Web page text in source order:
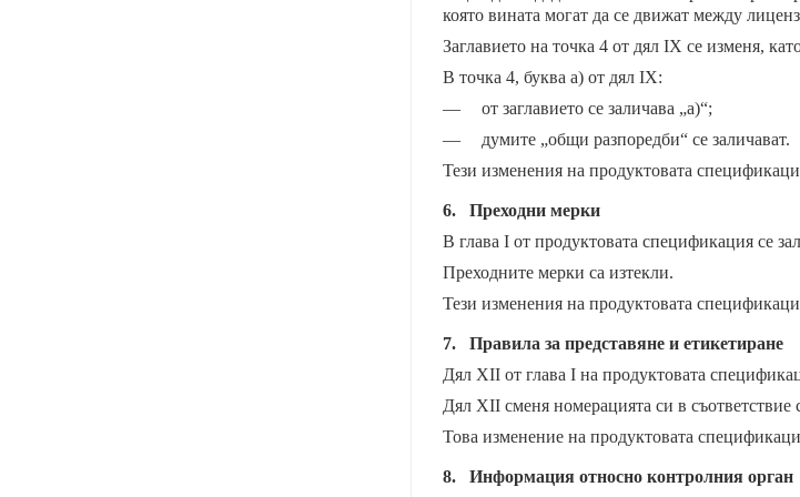
която вината могат да се движат между
Заглавието на точка 4 от дял IX се изменя,
В точка 4, буква а) от дял IX:
—
от заглавието се заличава „а)“;
—
думите „общи разпоредби“ се заличават.
Тези изменения на продуктовата
6. Преходни мерки
В глава I от продуктовата спецификация се
Преходните мерки са изтекли.
Тези изменения на продуктовата
7. Правила за представяне и етикетиране
Дял XII от глава I на продуктовата
Дял XII сменя номерацията си в съответствие
Това изменение на продуктовата
8. Информация относно контролния орган